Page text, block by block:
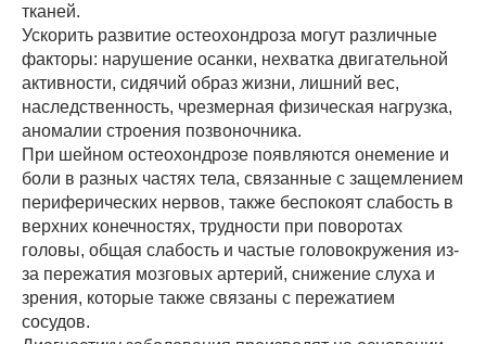
тканей.
Ускорить развитие остеохондроза могут различные
факторы: нарушение осанки, нехватка двигательной
активности, сидячий образ жизни, лишний вес,
наследственность, чрезмерная физическая нагрузка,
аномалии строения позвоночника.
При шейном остеохондрозе появляются онемение и
боли в разных частях тела, связанные с защемлением
периферических нервов, также беспокоят слабость в
верхних конечностях, трудности при поворотах
головы, общая слабость и частые головокружения из-
за пережатия мозговых артерий, снижение слуха и
зрения, которые также связаны с пережатием
сосудов.